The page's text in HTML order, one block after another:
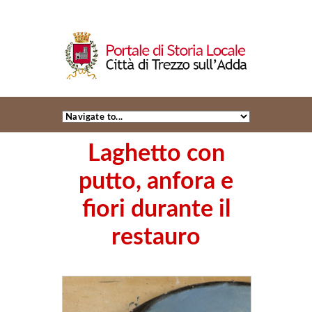
Laghetto con
putto, anfora e
fiori durante il
restauro
+